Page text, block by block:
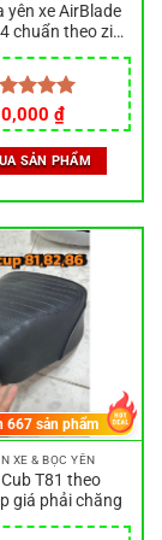
yên xe AirBlade
chuẩn theo zin
xếp
5.00
₫
SẢN PHẨM
XE & BỌC YÊN
T81 theo
giá phải chăng
667 sản phẩm